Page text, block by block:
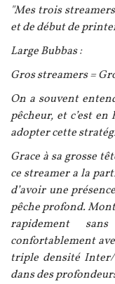
"Mes trois
et de début de
Large Bubbas :
Gros streamers =
On a souvent
pêcheur, et c’est
adopter cette
Grace à sa grosse
ce streamer a la
d’avoir une
pêche profond.
rapidement
confortablement
triple densité Inter/
dans des